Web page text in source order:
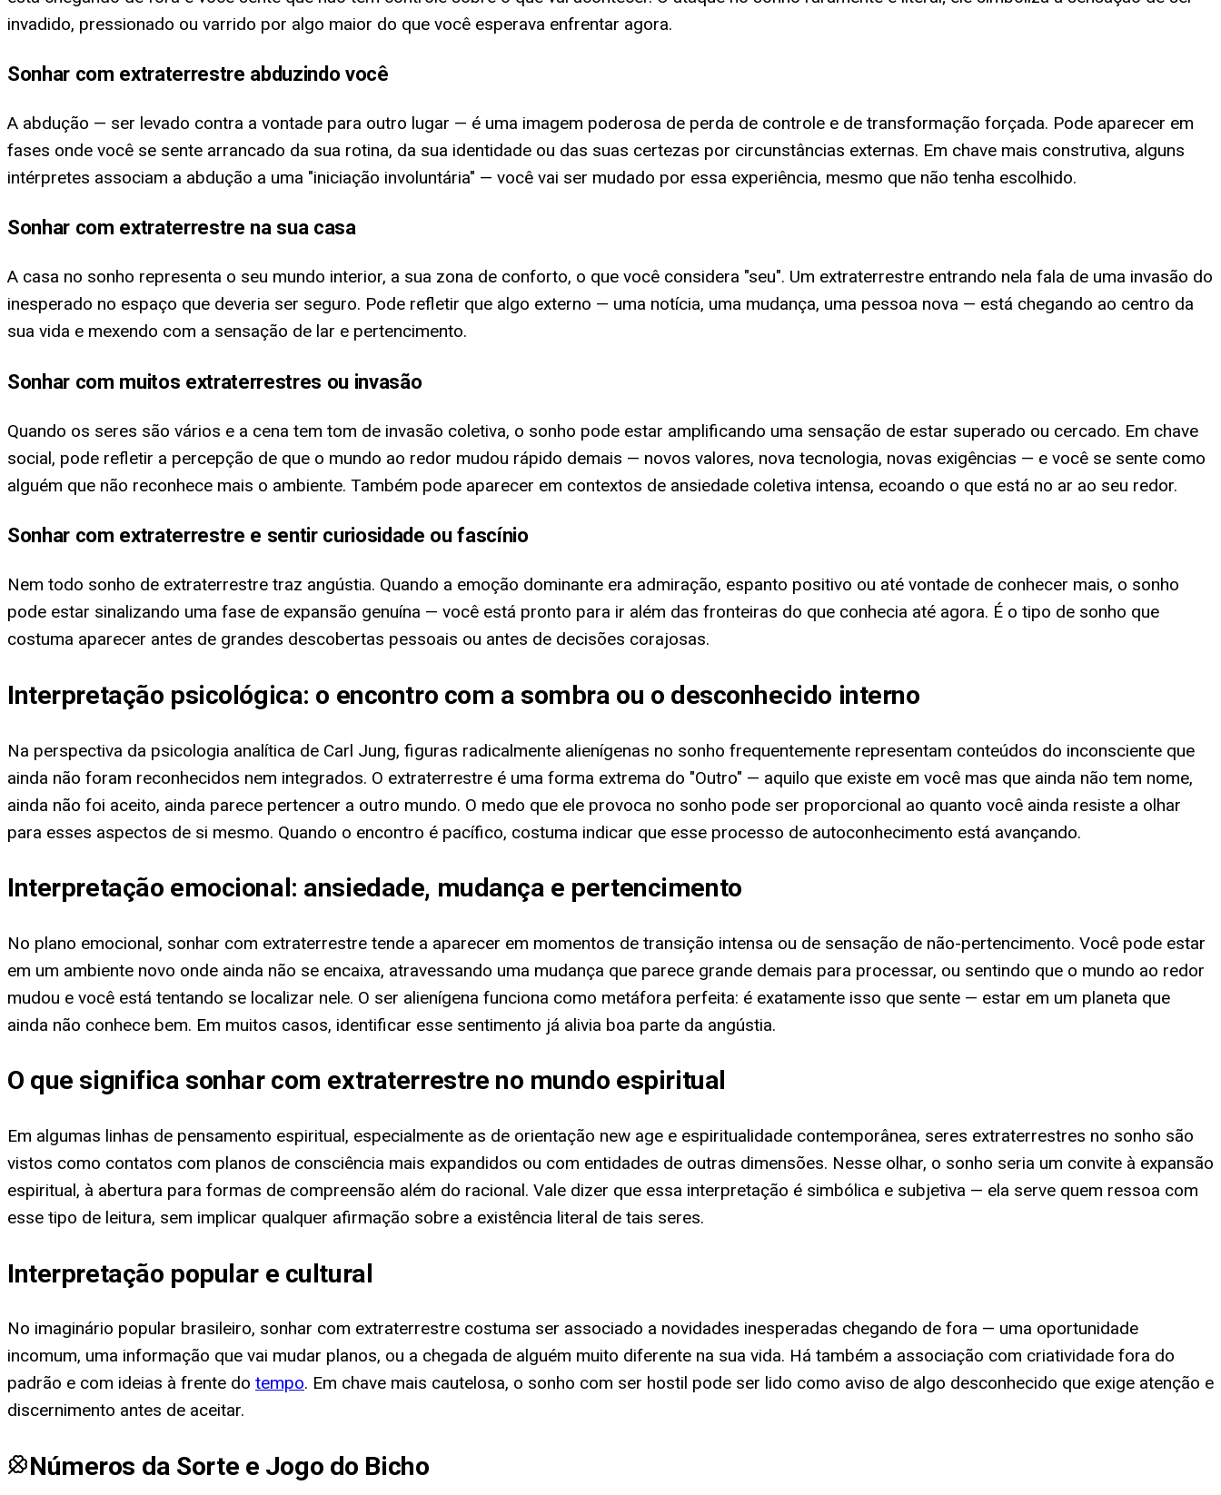
invadido, pressionado ou varrido por algo maior do que você esperava enfrentar agora.
Sonhar com extraterrestre abduzindo você
A abdução — ser levado contra a vontade para outro lugar — é uma imagem poderosa de perda de controle e de transformação forçada. Pode aparecer em
fases onde você se sente arrancado da sua rotina, da sua identidade ou das suas certezas por circunstâncias externas. Em chave mais construtiva, alguns
intérpretes associam a abdução a uma "iniciação involuntária" — você vai ser mudado por essa experiência, mesmo que não tenha escolhido.
Sonhar com extraterrestre na sua casa
A casa no sonho representa o seu mundo interior, a sua zona de conforto, o que você considera "seu". Um extraterrestre entrando nela fala de uma invasão do
inesperado no espaço que deveria ser seguro. Pode refletir que algo externo — uma notícia, uma mudança, uma pessoa nova — está chegando ao centro da
sua vida e mexendo com a sensação de lar e pertencimento.
Sonhar com muitos extraterrestres ou invasão
Quando os seres são vários e a cena tem tom de invasão coletiva, o sonho pode estar amplificando uma sensação de estar superado ou cercado. Em chave
social, pode refletir a percepção de que o mundo ao redor mudou rápido demais — novos valores, nova tecnologia, novas exigências — e você se sente como
alguém que não reconhece mais o ambiente. Também pode aparecer em contextos de ansiedade coletiva intensa, ecoando o que está no ar ao seu redor.
Sonhar com extraterrestre e sentir curiosidade ou fascínio
Nem todo sonho de extraterrestre traz angústia. Quando a emoção dominante era admiração, espanto positivo ou até vontade de conhecer mais, o sonho
pode estar sinalizando uma fase de expansão genuína — você está pronto para ir além das fronteiras do que conhecia até agora. É o tipo de sonho que
costuma aparecer antes de grandes descobertas pessoais ou antes de decisões corajosas.
Interpretação psicológica: o encontro com a sombra ou o desconhecido interno
Na perspectiva da psicologia analítica de Carl Jung, figuras radicalmente alienígenas no sonho frequentemente representam conteúdos do inconsciente que
ainda não foram reconhecidos nem integrados. O extraterrestre é uma forma extrema do "Outro" — aquilo que existe em você mas que ainda não tem nome,
ainda não foi aceito, ainda parece pertencer a outro mundo. O medo que ele provoca no sonho pode ser proporcional ao quanto você ainda resiste a olhar
para esses aspectos de si mesmo. Quando o encontro é pacífico, costuma indicar que esse processo de autoconhecimento está avançando.
Interpretação emocional: ansiedade, mudança e pertencimento
No plano emocional, sonhar com extraterrestre tende a aparecer em momentos de transição intensa ou de sensação de não-pertencimento. Você pode estar
em um ambiente novo onde ainda não se encaixa, atravessando uma mudança que parece grande demais para processar, ou sentindo que o mundo ao redor
mudou e você está tentando se localizar nele. O ser alienígena funciona como metáfora perfeita: é exatamente isso que sente — estar em um planeta que
ainda não conhece bem. Em muitos casos, identificar esse sentimento já alivia boa parte da angústia.
O que significa sonhar com extraterrestre no mundo espiritual
Em algumas linhas de pensamento espiritual, especialmente as de orientação new age e espiritualidade contemporânea, seres extraterrestres no sonho são
vistos como contatos com planos de consciência mais expandidos ou com entidades de outras dimensões. Nesse olhar, o sonho seria um convite à expansão
espiritual, à abertura para formas de compreensão além do racional. Vale dizer que essa interpretação é simbólica e subjetiva — ela serve quem ressoa com
esse tipo de leitura, sem implicar qualquer afirmação sobre a existência literal de tais seres.
Interpretação popular e cultural
No imaginário popular brasileiro, sonhar com extraterrestre costuma ser associado a novidades inesperadas chegando de fora — uma oportunidade
incomum, uma informação que vai mudar planos, ou a chegada de alguém muito diferente na sua vida. Há também a associação com criatividade fora do
padrão e com ideias à frente do tempo. Em chave mais cautelosa, o sonho com ser hostil pode ser lido como aviso de algo desconhecido que exige atenção e
discernimento antes de aceitar.
Números da Sorte e Jogo do Bicho